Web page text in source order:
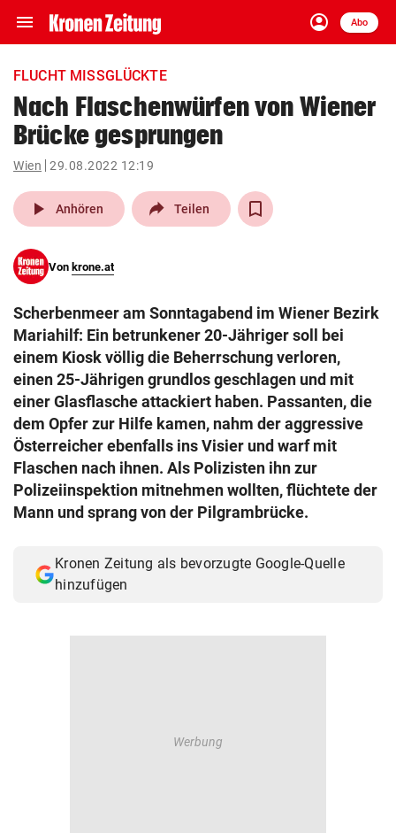
menu Navigation
ein-/ausklappen
account_circle
Anmelden
Abo
close Schließen
account_circle Anmelden
pin_drop
Wien arrow_right
search
eingeben
Muthgasse 2, 1190 Wien
FLUCHT MISSGLÜCKTE
Nach Flaschenwürfen von Wiener
Brücke gesprungen
Wien 29.08.2022 12:19
play_arrow Anhören Teilen
Von krone.at
Scherbenmeer am Sonntagabend im Wiener Bezirk
Mariahilf: Ein betrunkener 20-Jähriger soll bei
einem Kiosk völlig die Beherrschung verloren,
einen 25-Jährigen grundlos geschlagen und mit
einer Glasflasche attackiert haben. Passanten, die
dem Opfer zur Hilfe kamen, nahm der aggressive
Österreicher ebenfalls ins Visier und warf mit
Flaschen nach ihnen. Als Polizisten ihn zur
Polizeiinspektion mitnehmen wollten, flüchtete der
Mann und sprang von der Pilgrambrücke.
Kronen Zeitung als bevorzugte Google-Quelle
hinzufügen